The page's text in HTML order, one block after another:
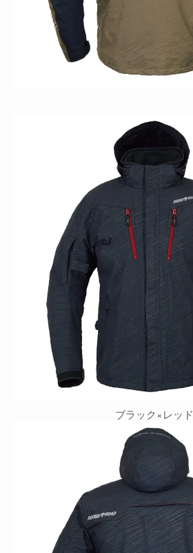
ブラック×レッド